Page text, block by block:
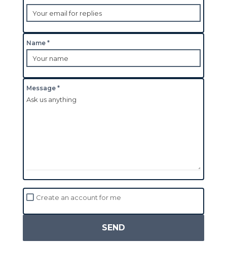
Name *
Message *
Create an account for me
SEND